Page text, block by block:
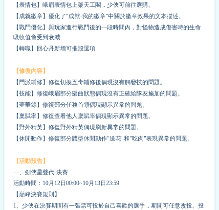
【表情包】峨眉表情包上架天工閣，少俠可前往選購。
【成就徽章】優化了"成就-我的徽章"中關於徽章效果的文本描述。
【戰鬥優化】與玩家進行戰鬥後的一段時間內，對怪物造成傷害時的生命
吸收值會受到衰減
【轉職】回心丹新增可摧毀選項
【修復內容】
【門派輔修】修復切換五毒輔修後偶現沒有觸發技的問題。
【技能】修復峨眉部分樂曲狀態偶現沒有正確給隊友施加的問題。
【夢華錄】修復部分任務首領偶現顯示異常的問題。
【稟賦率】修復查看他人稟賦率偶現顯示異常的問題。
【野外精英】修復野外精英偶現刷新異常的問題。
【休閒動作】修復部分體型休閒動作"送花"和"吃肉"表現異常的問題。
【活動預告】
一、劍俠星聲代·決賽
活動時間：10月12日00:00~10月13日23:59
【巔峰決賽規則】
1、少俠在決賽期間有一張票可投於自己喜歡的選手，期間可任意改投。投